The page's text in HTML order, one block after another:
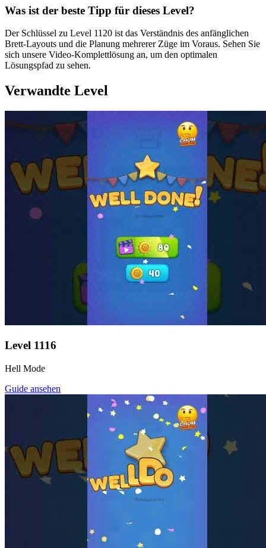
Was ist der beste Tipp für dieses Level?
Der Schlüssel zu Level 1120 ist das Verständnis des anfänglichen
Brett-Layouts und die Planung mehrerer Züge im Voraus. Sehen Sie
sich unsere Video-Komplettlösung an, um den optimalen
Lösungspfad zu sehen.
Verwandte Level
Level 1116
Hell Mode
Guide ansehen